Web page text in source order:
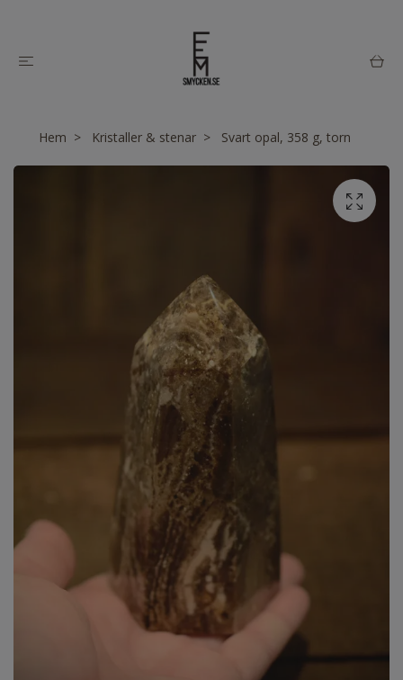
Hem Kristaller & stenar Svart opal, 358 g, torn